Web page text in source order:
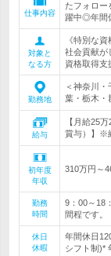
仕事内容
たフォロ
躍中◎年間
対象と
なる方
《特別な
社会貢献が
資格取得支
勤務地
＜神奈川
葉・栃木・
給与
【月給25
賞与）】※
初年度
年収
310万円～
勤務
時間
9：00～18
間程です。
休日
休暇
年間休日
シフト制)*